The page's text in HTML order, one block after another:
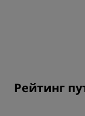
Рейтинг